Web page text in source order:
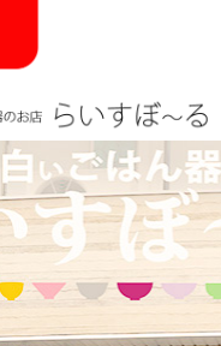
海外発送も承っており
いただきありがとうご
ンとなります！ご期待
）
までの営業となり